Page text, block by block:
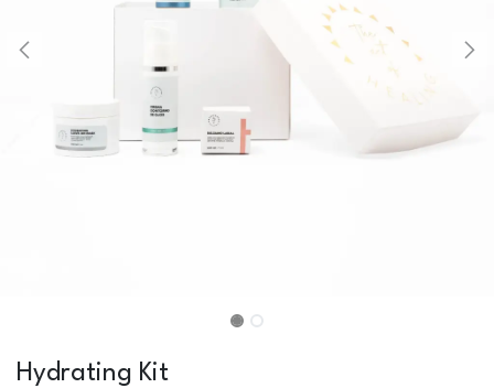
Hydrating Kit